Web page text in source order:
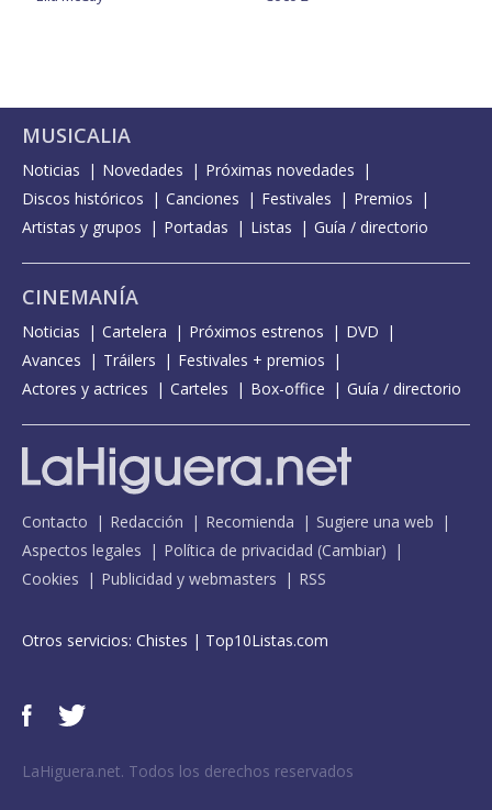
MUSICALIA
Noticias Novedades
Próximas novedades
Discos históricos
Canciones Festivales
Premios
Artistas y grupos
Portadas Listas Guía / directorio
CINEMANÍA
Noticias Cartelera Próximos estrenos
DVD
Avances
Tráilers
Festivales + premios
Actores y actrices
Carteles Box-office Guía / directorio
Contacto Redacción Recomienda
Sugiere una web
Aspectos legales
Política de privacidad (Cambiar)
Cookies
Publicidad y webmasters RSS
Otros servicios: Chistes | Top10Listas.com
LaHiguera.net. Todos los derechos reservados